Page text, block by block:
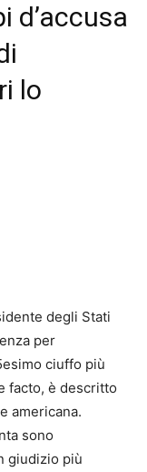
d’accusa
lo
degli Stati
per
ciuffo più
facto, è descritto
americana.
sono
giudizio più